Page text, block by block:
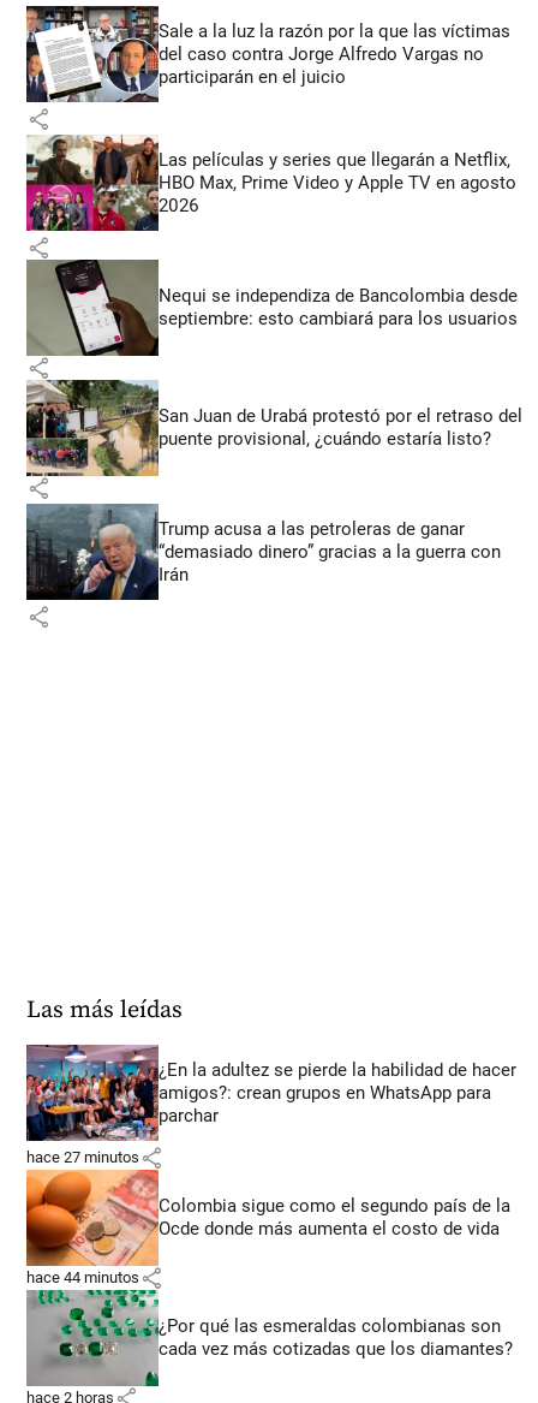
Sale a la luz la razón por la que las víctimas
del caso contra Jorge Alfredo Vargas no
participarán en el juicio
share
Las películas y series que llegarán a Netflix,
HBO Max, Prime Video y Apple TV en agosto
2026
share
Nequi se independiza de Bancolombia desde
septiembre: esto cambiará para los usuarios
share
San Juan de Urabá protestó por el retraso del
puente provisional, ¿cuándo estaría listo?
share
Trump acusa a las petroleras de ganar
“demasiado dinero” gracias a la guerra con
Irán
share
Las más leídas
¿En la adultez se pierde la habilidad de hacer
amigos?: crean grupos en WhatsApp para
parchar
hace 27 minutos share
Colombia sigue como el segundo país de la
Ocde donde más aumenta el costo de vida
hace 44 minutos share
¿Por qué las esmeraldas colombianas son
cada vez más cotizadas que los diamantes?
hace 2 horas